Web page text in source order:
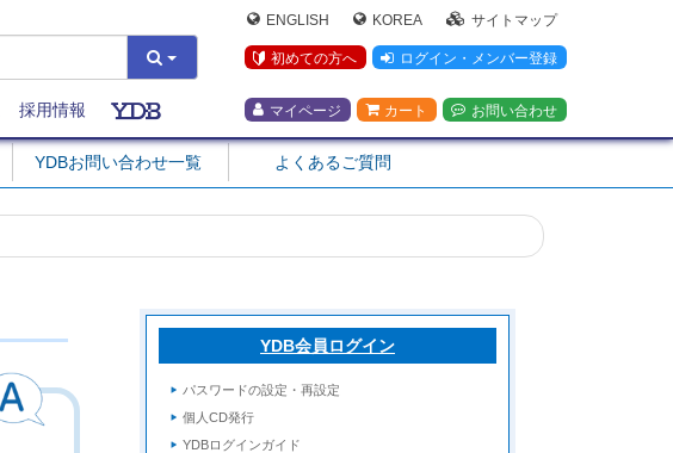
ENGLISH KOREA サイトマップ
初めての方へ ログイン・メンバー登録
マイページ カート お問い合わせ
採用情報
YDBお問い合わせ一覧 よくあるご質問
YDB会員ログイン
パスワードの設定・再設定
個人CD発行
YDBログインガイド